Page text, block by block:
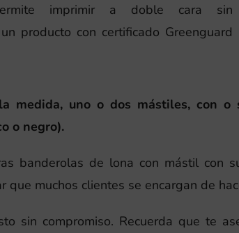
imprimir a doble cara sin
producto con certificado Greenguard
medida, uno o dos mástiles, con
o negro).
banderolas de lona con mástil con
que muchos clientes se encargan de
sin compromiso. Recuerda que te